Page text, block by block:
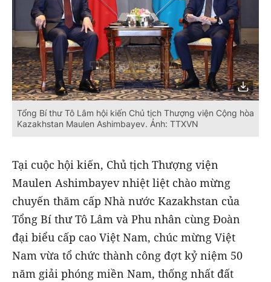
Tổng Bí thư Tô Lâm hội kiến Chủ tịch Thượng viện Cộng hòa
Kazakhstan Maulen Ashimbayev. Ảnh: TTXVN
Tại cuộc hội kiến, Chủ tịch Thượng viện
Maulen Ashimbayev nhiệt liệt chào mừng
chuyến thăm cấp Nhà nước Kazakhstan của
Tổng Bí thư Tô Lâm và Phu nhân cùng Đoàn
đại biểu cấp cao Việt Nam, chúc mừng Việt
Nam vừa tổ chức thành công đợt kỷ niệm 50
năm giải phóng miền Nam, thống nhất đất